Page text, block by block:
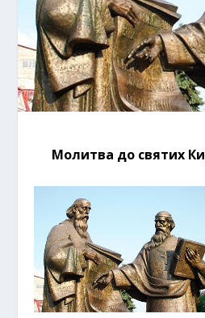
Молитва до святих